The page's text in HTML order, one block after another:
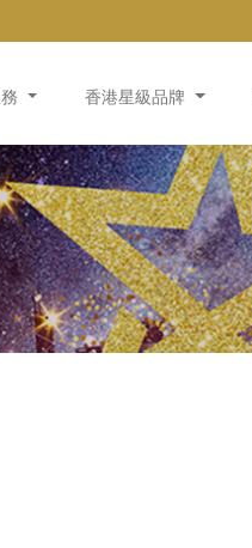
香港星級品牌